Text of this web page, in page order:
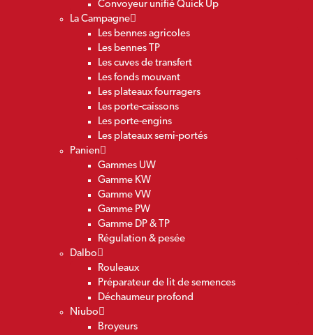
Convoyeur unifié Quick Up
La Campagne
Les bennes agricoles
Les bennes TP
Les cuves de transfert
Les fonds mouvant
Les plateaux fourragers
Les porte-caissons
Les porte-engins
Les plateaux semi-portés
Panien
Gammes UW
Gamme KW
Gamme VW
Gamme PW
Gamme DP & TP
Régulation & pesée
Dalbo
Rouleaux
Préparateur de lit de semences
Déchaumeur profond
Niubo
Broyeurs